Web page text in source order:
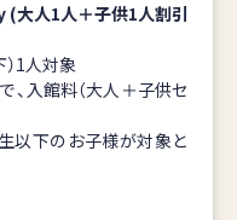
(大人1人＋子供1人割引
）1人対象
入館料（大人＋子供セ
以下のお子様が対象と